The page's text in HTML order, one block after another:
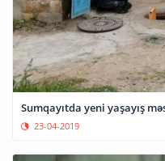
Sumqayıtda yeni yaşayış
23-04-2019